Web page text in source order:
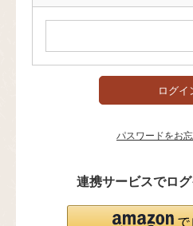
須
)
ログイ
パスワードをお
連携サービスでロ